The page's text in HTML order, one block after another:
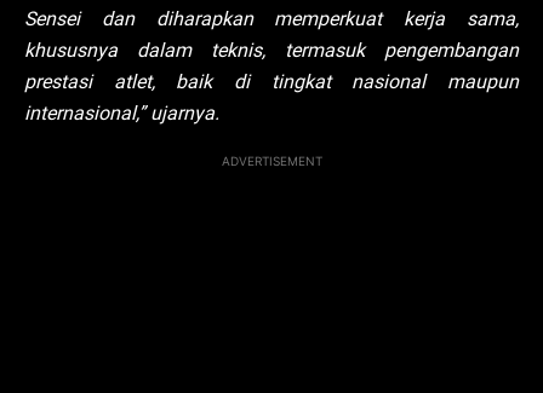
Sensei dan diharapkan memperkuat kerja sama,
khususnya dalam teknis, termasuk pengembangan
prestasi atlet, baik di tingkat nasional maupun
internasional,” ujarnya.
ADVERTISEMENT